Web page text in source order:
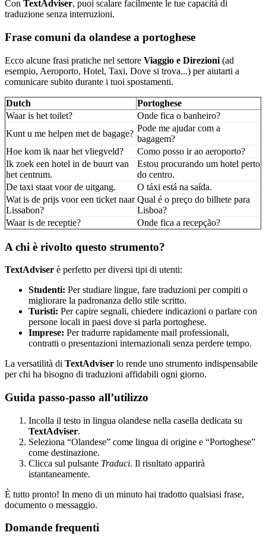
Con TextAdviser, puoi scalare facilmente le tue capacità di
traduzione senza interruzioni.
Frase comuni da olandese a portoghese
Ecco alcune frasi pratiche nel settore Viaggio e Direzioni (ad
esempio, Aeroporto, Hotel, Taxi, Dove si trova...) per aiutarti a
comunicare subito durante i tuoi spostamenti.
Dutch
Portoghese
Waar is het toilet?
Onde fica o banheiro?
Kunt u me helpen met de bagage?
Pode me ajudar com a
bagagem?
Hoe kom ik naar het vliegveld?
Como posso ir ao aeroporto?
Ik zoek een hotel in de buurt van
het centrum.
Estou procurando um hotel perto
do centro.
De taxi staat voor de uitgang.
O táxi está na saída.
Wat is de prijs voor een ticket naar
Lissabon?
Qual é o preço do bilhete para
Lisboa?
Waar is de receptie?
Onde fica a recepção?
A chi è rivolto questo strumento?
TextAdviser è perfetto per diversi tipi di utenti:
Studenti: Per studiare lingue, fare traduzioni per compiti o
migliorare la padronanza dello stile scritto.
Turisti: Per capire segnali, chiedere indicazioni o parlare con
persone locali in paesi dove si parla portoghese.
Imprese: Per tradurre rapidamente mail professionali,
contratti o presentazioni internazionali senza perdere tempo.
La versatilità di TextAdviser lo rende uno strumento indispensabile
per chi ha bisogno di traduzioni affidabili ogni giorno.
Guida passo-passo all’utilizzo
Incolla il testo in lingua olandese nella casella dedicata su
TextAdviser.
Seleziona “Olandese” come lingua di origine e “Portoghese”
come destinazione.
Clicca sul pulsante Traduci. Il risultato apparirà
istantaneamente.
È tutto pronto! In meno di un minuto hai tradotto qualsiasi frase,
documento o messaggio.
Domande frequenti